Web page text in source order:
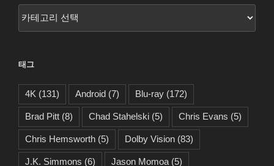
태그
4K (131) Android (7) Blu-ray (172)
Brad Pitt (8) Chad Stahelski (5) Chris Evans (5)
Chris Hemsworth (5) Dolby Vision (83)
J.K. Simmons (6) Jason Momoa (5)